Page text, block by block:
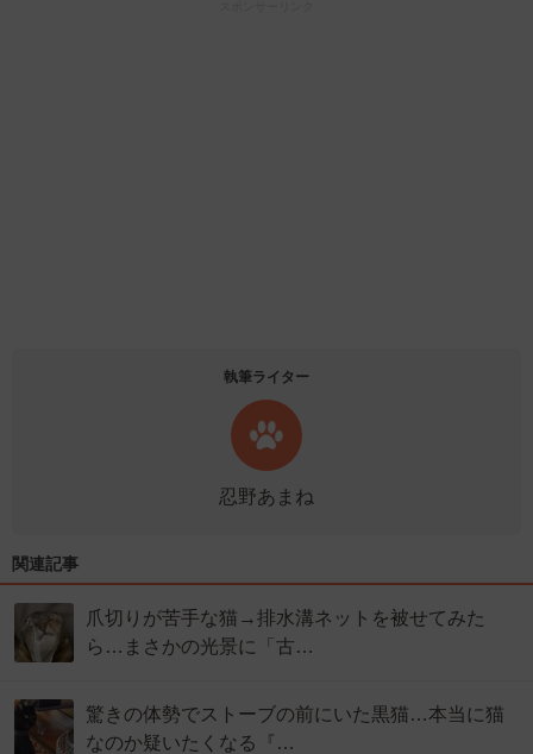
執筆ライター
忍野あまね
関連記事
爪切りが苦手な猫→排水溝ネットを被せてみた
ら…まさかの光景に「古…
驚きの体勢でストーブの前にいた黒猫…本当に猫
なのか疑いたくなる『…